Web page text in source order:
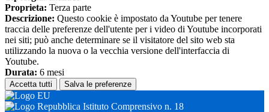
Proprieta: Terza parte
Descrizione: Questo cookie è impostato da Youtube per tenere
traccia delle preferenze dell'utente per i video di Youtube incorporati
nei siti; può anche determinare se il visitatore del sito web sta
utilizzando la nuova o la vecchia versione dell'interfaccia di
Youtube.
Durata: 6 mesi
Accetta tutti Salva le preferenze
Istituto Comprensivo n. 18